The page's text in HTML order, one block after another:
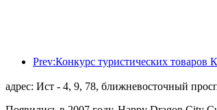
адрес: Ист - 4, 9, 78, ближневосточный